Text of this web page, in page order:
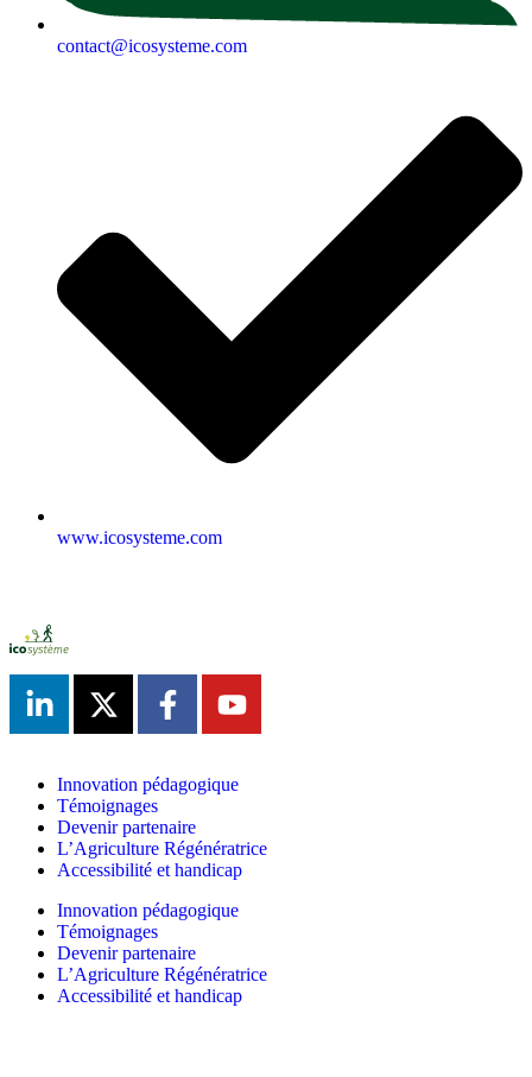
contact@icosysteme.com
www.icosysteme.com
Innovation pédagogique
Témoignages
Devenir partenaire
L’Agriculture Régénératrice
Accessibilité et handicap
Innovation pédagogique
Témoignages
Devenir partenaire
L’Agriculture Régénératrice
Accessibilité et handicap